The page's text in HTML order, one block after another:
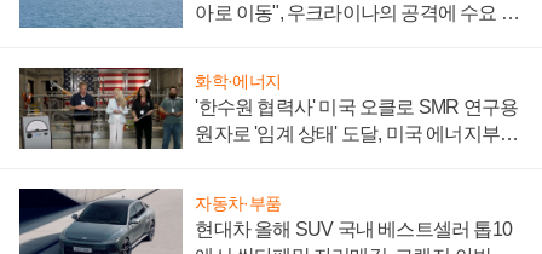
아로 이동", 우크라이나의 공격에 수요 늘
화학·에너지
'한수원 협력사' 미국 오클로 SMR 연구용
원자로 '임계 상태' 도달, 미국 에너지부
자동차·부품
현대차 올해 SUV 국내 베스트셀러 톱10